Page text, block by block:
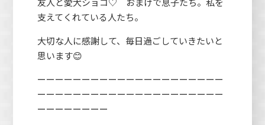
支えてくれている人たち。
大切な人に感謝して、毎日過ごしていきたいと
思います😊
ーーーーーーーーーーーーーーーーーーーーー
ーーーーーーーーーーーーーーーーーーーーー
ーーーーーーーー